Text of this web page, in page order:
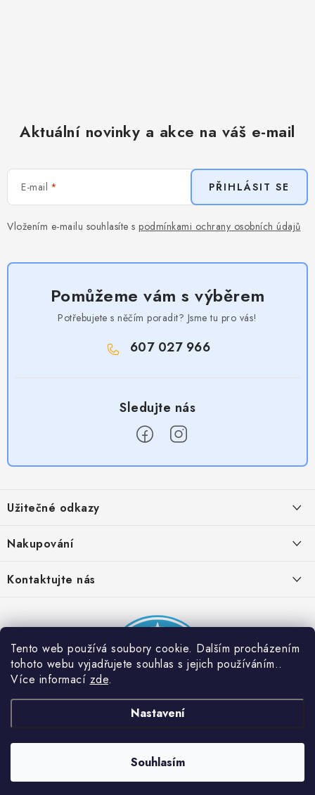
Tento web používá soubory cookie. Dalším procházením
tohoto webu vyjadřujete souhlas s jejich používáním..
Více informací zde.
Nastavení
Souhlasím
Aktuální novinky a akce na váš e-mail
E-mail
Vložením e-mailu souhlasíte s podmínkami ochrany osobních údajů
PŘIHLÁSIT SE
Pomůžeme vám s výběrem
Potřebujete s něčím poradit? Jsme tu pro vás!
607 027 966
p
a
Užitečné odkazy
Provizní systém
Partner stránek: Super plecháček
Nakupování
Podmínky akce 2 + 1 zdarma
Kontaktujte nás
Dobrý triko. Všechna práva vyhrazena.